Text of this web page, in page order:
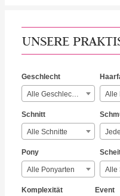
UNSERE
Geschlecht
Alle Geschlechter Alle
Schnitt
Alle Schnitte
Pony
Alle Ponyarten
Komplexität Event